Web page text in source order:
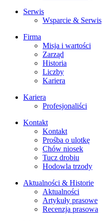
Serwis
Wsparcie & Serwis
Firma
Misja i wartości
Zarząd
Historia
Liczby
Kariera
Kariera
Profesjonaliści
Kontakt
Kontakt
Prośba o ulotkę
Chów niosek
Tucz drobiu
Hodowla trzody
Aktualności & Historie
Aktualności
Artykuły prasowe
Recenzja prasowa